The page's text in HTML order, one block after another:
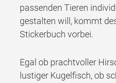
passenden Tieren
gestalten will, kommt
Stickerbuch vorbei.
Egal ob prachtvoller
lustiger Kugelfisch, ob